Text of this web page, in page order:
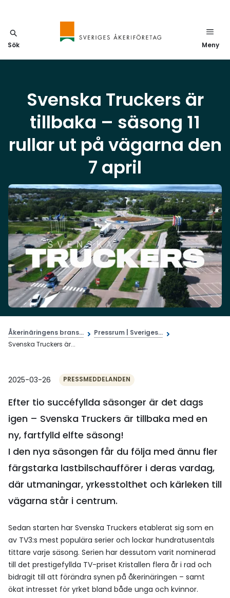
Sök Meny
Svenska Truckers är
tillbaka – säsong 11
rullar ut på vägarna den
7 april
Åkerinäringens brans...
Pressrum | Sveriges...
Svenska Truckers är...
2025-03-26 PRESSMEDDELANDEN
Efter tio succéfyllda säsonger är det dags
igen – Svenska Truckers är tillbaka med en
ny, fartfylld elfte säsong!
I den nya säsongen får du följa med ännu fler
färgstarka lastbilschaufförer i deras vardag,
där utmaningar, yrkesstolthet och kärleken till
vägarna står i centrum.
Sedan starten har Svenska Truckers etablerat sig som en
av TV3:s mest populära serier och lockar hundratusentals
tittare varje säsong. Serien har dessutom varit nominerad
till det prestigefyllda TV-priset Kristallen flera år i rad och
bidragit till att förändra synen på åkerinäringen – samt
ökat intresset för yrket bland både unga och kvinnor.